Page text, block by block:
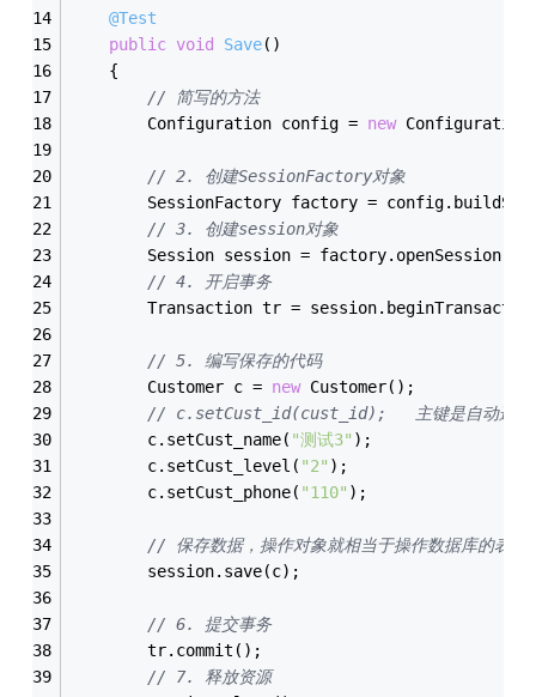
@Test
public void Save()
	{
// 简写的方法
		Configuration config =
new
// 2. 创建SessionFactory对象
SessionFactory factory =
// 3. 创建session对象
		Session session = factory.openSession();
// 4. 开启事务
Transaction tr =
// 5. 编写保存的代码
		Customer c =
new Customer();
// c.setCust_id(cust_id);	主键是自动
		c.setCust_name(
"测试3" );
		c.setCust_level(
"2" );
		c.setCust_phone(
"110" );
// 保存数据，操作对象就相当于操作数据库的表结
		session.save(c);
// 6. 提交事务
		tr.commit();
// 7. 释放资源